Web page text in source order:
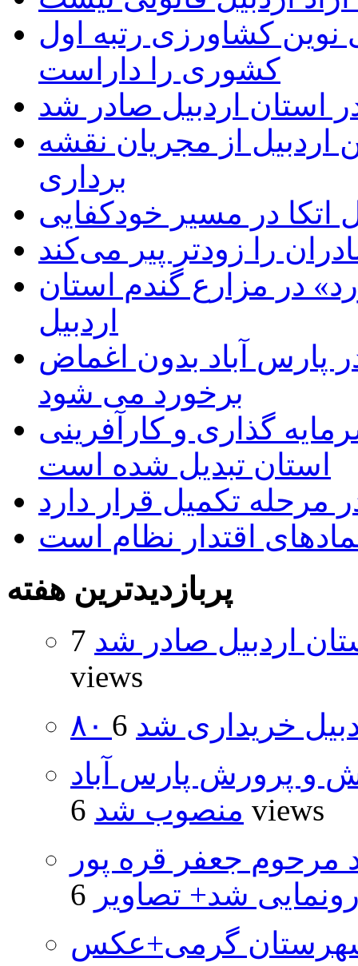
نوین کشاورزی رتبه اول
کشوری را داراست
استان اردبیل صادر شد
از مجریان نقشه
برداری
در مسیر خودکفایی
را زودتر پیر می‌کند
در مزارع گندم استان
اردبیل
پارس آباد بدون اغماض
برخورد می شود
گذاری و کارآفرینی
استان تبدیل شده است
مرحله تکمیل قرار دارد
اقتدار نظام است
پربازدیدترین هفته
اردبیل صادر شد 7
views
خریداری شد
و پرورش پارس آباد
منصوب شد 6 views
مرحوم جعفر قره پور
شد+ تصاویر
گرمی+عکس